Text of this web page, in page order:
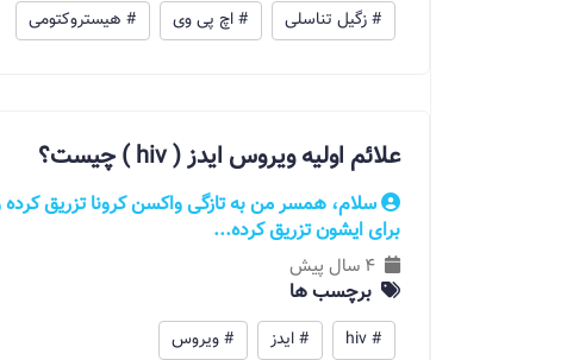
# زگیل تناسلی # اچ پی وی # هیستروکتومی
علائم اولیه ویروس ایدز ( hiv ) چیست؟
سلام، همسر من به تازگی واکسن کرونا تزریق
برای ایشون تزریق کرده...
4 سال پیش
برچسب ها
# hiv # ایدز # ویروس